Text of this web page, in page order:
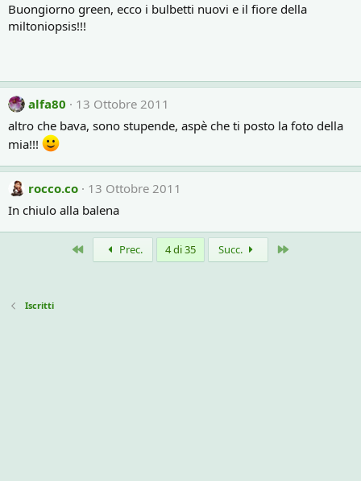
Buongiorno green, ecco i bulbetti nuovi e il fiore della
miltoniopsis!!!
alfa80
13 Ottobre 2011
altro che bava, sono stupende, aspè che ti posto la foto della
mia!!!
rocco.co
13 Ottobre 2011
In chiulo alla balena
Primo Prec. 4 di 35 Succ.
Iscritti